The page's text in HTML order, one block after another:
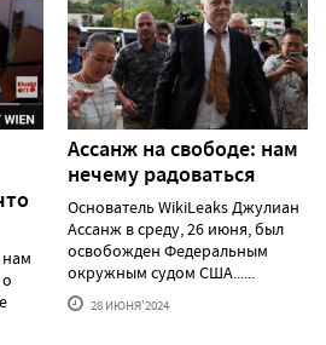
нам
Ассанж на свободе: нам
нечему радоваться
Основатель WikiLeaks Джулиан
Ассанж в среду, 26 июня, был
освобожден Федеральным
окружным судом США......
28 ИЮНЯ'2024